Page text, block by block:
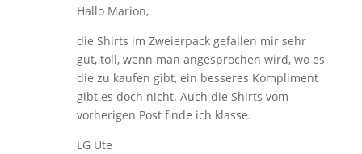
Hallo Marion,
die Shirts im Zweierpack gefallen mir sehr
gut, toll, wenn man angesprochen wird, wo es
die zu kaufen gibt, ein besseres Kompliment
gibt es doch nicht. Auch die Shirts vom
vorherigen Post finde ich klasse.
LG Ute